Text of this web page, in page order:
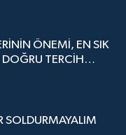
ÖNEMİ, EN SIK
DOĞRU TERCİH
SOLDURMAYALIM